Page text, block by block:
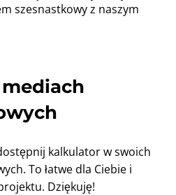
szesnastkowy z naszym
kalkulator w swoich
To łatwe dla Ciebie i
Dziękuję!